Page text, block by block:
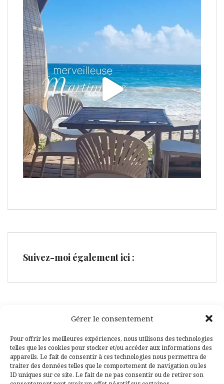
Gérer le consentement
Pour offrir les meilleures expériences, nous utilisons des technologies
telles que les cookies pour stocker et/ou accéder aux informations des
appareils. Le fait de consentir à ces technologies nous permettra de
traiter des données telles que le comportement de navigation ou les
ID uniques sur ce site. Le fait de ne pas consentir ou de retirer son
Suivez-moi également ici :
Facebook
Pinterest